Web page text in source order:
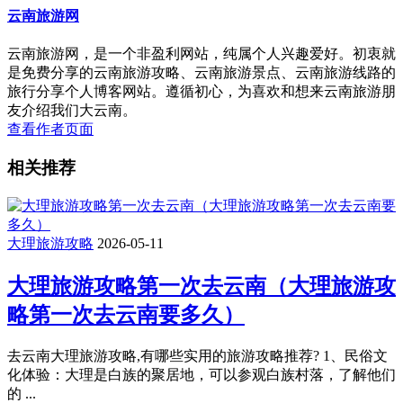
云南旅游网
云南旅游网，是一个非盈利网站，纯属个人兴趣爱好。初衷就
是免费分享的云南旅游攻略、云南旅游景点、云南旅游线路的
旅行分享个人博客网站。遵循初心，为喜欢和想来云南旅游朋
友介绍我们大云南。
查看作者页面
相关推荐
大理旅游攻略 2026-05-11
大理旅游攻略第一次去云南（大理旅游攻
略第一次去云南要多久）
去云南大理旅游攻略,有哪些实用的旅游攻略推荐? 1、民俗文
化体验：大理是白族的聚居地，可以参观白族村落，了解他们
的 ...